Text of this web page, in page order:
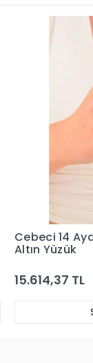
Cebeci 14
Yüzük
56.642,93 TL